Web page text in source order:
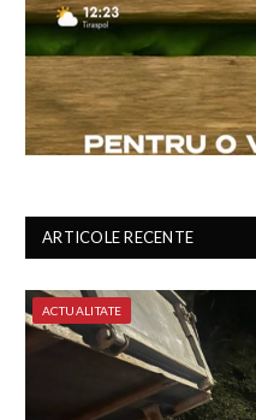
ARTICOLE RECENTE
ACTUALITATE